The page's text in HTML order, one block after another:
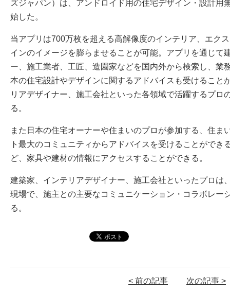
ズジャパン）は、アンドロイド用の住宅デザイン・設計用
始した。
当アプリは700万枚を超える高解像度のインテリア、エク
インのイメージを膨らませることが可能。アプリを通じて
ー、施工業者、工匠、造園家などを国内外から検索し、業
本の住宅設計やデザインに関するアドバイスも受けること
リアデザイナー、施工会社といった各領域で活躍するプロ
る。
また日本の住宅オーナーや住まいのプロが参加する、住ま
ト最大のコミュニティからアドバイスを受けることができ
ど、家具や建材の情報にアクセスすることができる。
建築家、インテリアデザイナー、施工会社といったプロは
現場で、施主との主要なコミュニケーション・コラボレー
る。
< 前の記事 次の記事 >